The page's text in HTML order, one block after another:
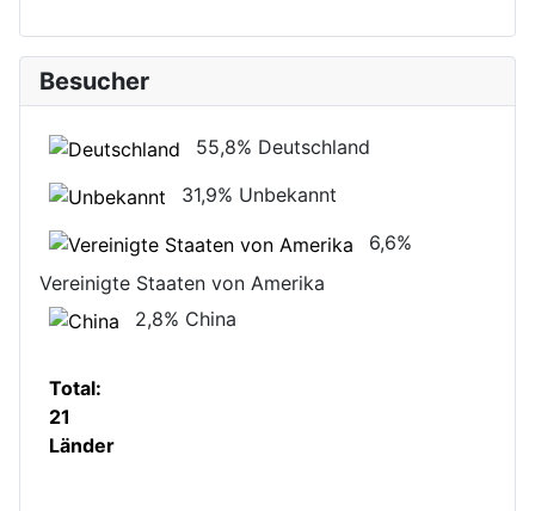
Besucher
55,8% Deutschland
31,9% Unbekannt
6,6%
Vereinigte Staaten von Amerika
2,8% China
Total:
21
Länder